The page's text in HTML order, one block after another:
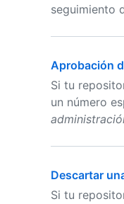
seguimiento
Aprobación
Si tu
un número
Descartar
Si tu